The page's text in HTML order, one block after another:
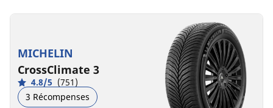
MICHELIN
CrossClimate 3
4.8/5 (751)
3 Récompenses